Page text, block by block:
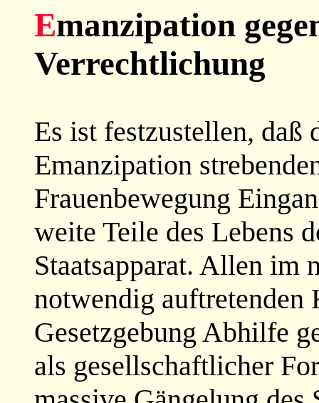
Emanzipation
Verrechtlichung
Es ist festzustellen, daß
Emanzipation
Frauenbewegung
weite Teile des Lebens
Staatsapparat. Allen im
notwendig
Gesetzgebung Abhilfe
als gesellschaftlicher